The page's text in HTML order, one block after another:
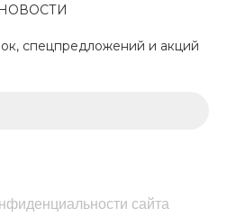
спецпредложений и акций
сайта